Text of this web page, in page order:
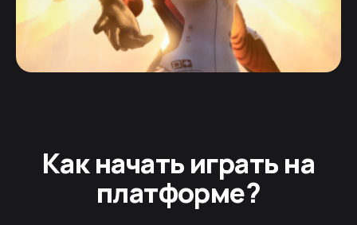
Как начать играть на
платформе?